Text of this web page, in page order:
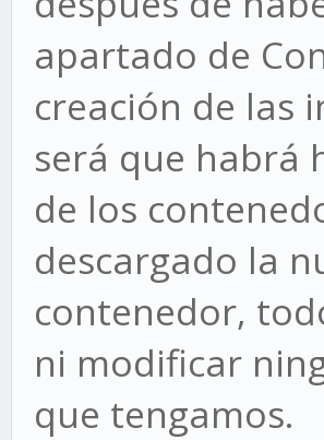
apartado de
creación de las
será que habrá
de los
descargado la
contenedor,
ni modificar
que tengamos.